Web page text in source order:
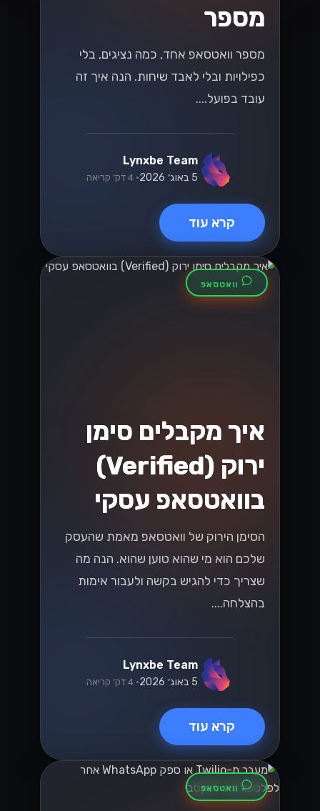
מספר
מספר וואטסאפ אחד, כמה נציגים, בלי
כפילויות ובלי לאבד שיחות. הנה איך זה
עובד בפועל....
Lynxbe Team
5 באוג׳ 2026 • 4 דק׳ קריאה
קרא עוד
וואטסאפ
איך מקבלים סימן
ירוק (Verified)
בוואטסאפ עסקי
הסימן הירוק של וואטסאפ מאמת שהעסק
שלכם הוא מי שהוא טוען שהוא. הנה מה
שצריך כדי להגיש בקשה ולעבור אימות
בהצלחה....
Lynxbe Team
5 באוג׳ 2026 • 4 דק׳ קריאה
קרא עוד
וואטסאפ